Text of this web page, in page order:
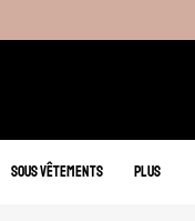
SOUS VÊTEMENTS PLUS